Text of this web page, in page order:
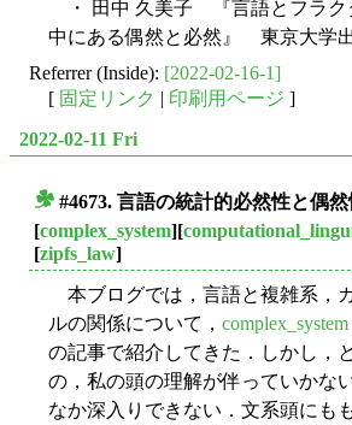
・ 田中 久美子 『言語とフラク
中にある偶然と必然』 東京大学出
Referrer (Inside): [2022-02-16-1]
[ 固定リンク | 印刷用ページ ]
2022-02-11 Fri
#4673. 言語の統計的必然性と偶
[complex_system][
[zipfs_law]
本ブログでは，言語と複雑系，
ルの関係について， complex_system
の記事で紹介してきた．しかし，
の，私の頭の理解が伴っていかな
なか深入りできない．文系頭にも